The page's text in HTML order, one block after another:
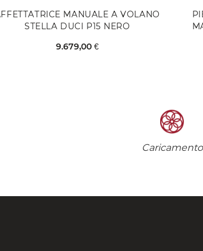
MANUALE A VOLANO
STELLA DUCI P15 NERO
9.679,00 €
Caricamento